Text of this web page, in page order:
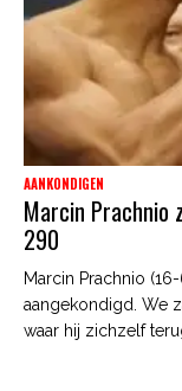
AANKONDIGEN
Marcin Prachnio
290
Marcin Prachnio
aangekondigd. We
waar hij zichzelf